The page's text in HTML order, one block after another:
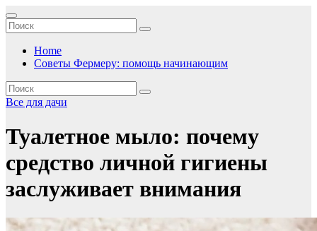
Перейти
к
содержимому
Home
Советы Фермеру: помощь начинающим
Все для дачи
Туалетное мыло: почему
средство личной гигиены
заслуживает внимания